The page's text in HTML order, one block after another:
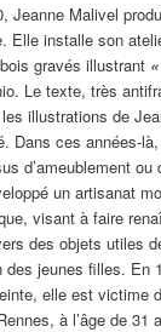
Jeanne Malivel
Elle installe son
gravés illustrant
Le texte, très
illustrations de
Dans ces années-
d’ameublement ou
un artisanat
visant à faire
des objets utiles
des jeunes filles. En
elle est victime
à l’âge de 31